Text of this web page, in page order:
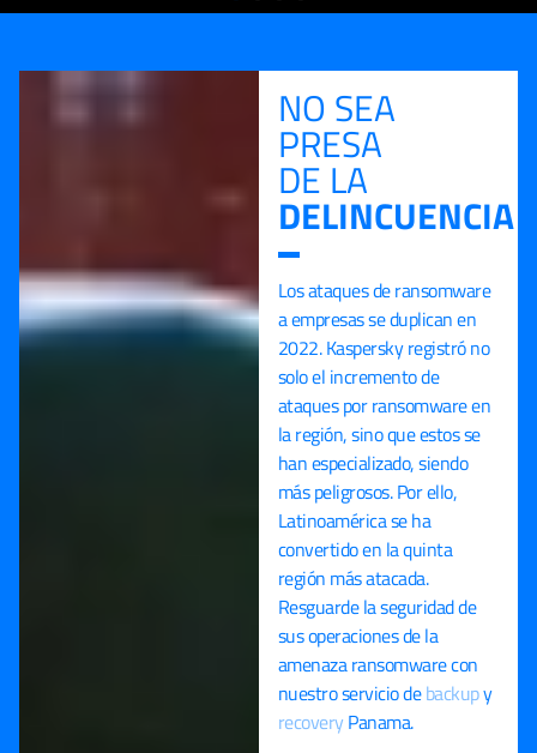
DATOS SEGUROS
A PRUEBA DE TODO
Trabaje seguro desde cualquier plataforma sin
preocuparse por la seguridad de sus datos.
Servicio de backup y recovery disponible para cloud, on-premise, correo
y Workstation
NO SEA
PRESA
DE LA
DELINCUENCIA
Los ataques de ransomware
a empresas se duplican en
2022. Kaspersky registró no
solo el incremento de
ataques por ransomware en
la región, sino que estos se
han especializado, siendo
más peligrosos. Por ello,
Latinoamérica se ha
convertido en la quinta
región más atacada.
Resguarde la seguridad de
sus operaciones de la
amenaza ransomware con
nuestro servicio debackupy
recoveryPanama.